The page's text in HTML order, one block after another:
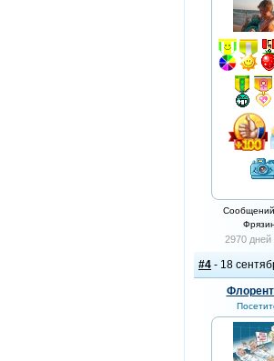
2970 дней
#4 - 18